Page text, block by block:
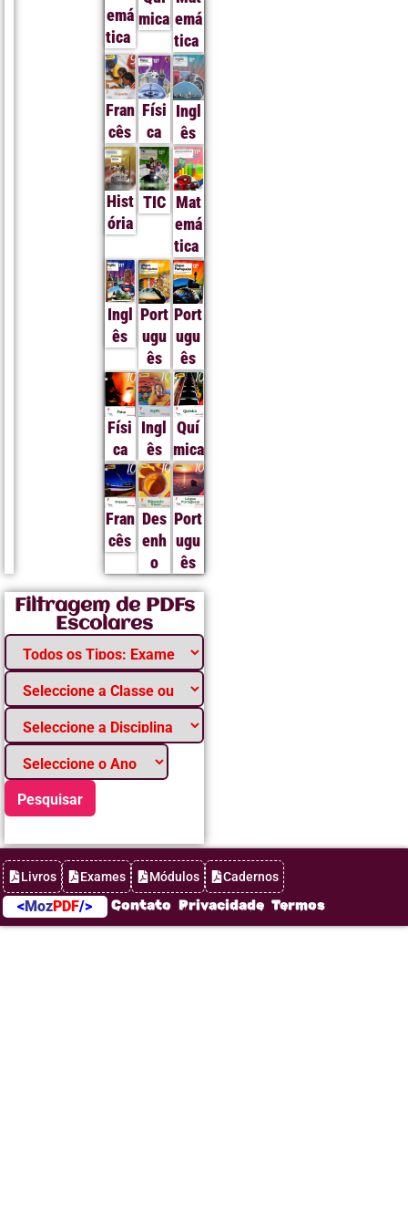
emá
tica
mica emá
tica
Fran
cês
Físi
ca
Ingl
ês
Hist
ória
TIC Mat
emá
tica
Ingl
ês
Port
ugu
ês
Port
ugu
ês
Físi
ca
Ingl
ês
Quí
mica
Fran
cês
Des
enh
o
Port
ugu
ês
Filtragem de PDFs
Escolares
Pesquisar
Livros Exames Módulos Cadernos
<MozPDF/> Contato Privacidade Termos